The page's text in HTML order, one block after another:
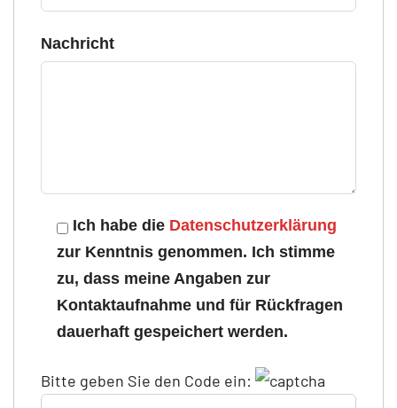
Nachricht
Ich habe die Datenschutzerklärung
zur Kenntnis genommen. Ich stimme
zu, dass meine Angaben zur
Kontaktaufnahme und für Rückfragen
dauerhaft gespeichert werden.
Bitte geben Sie den Code ein: